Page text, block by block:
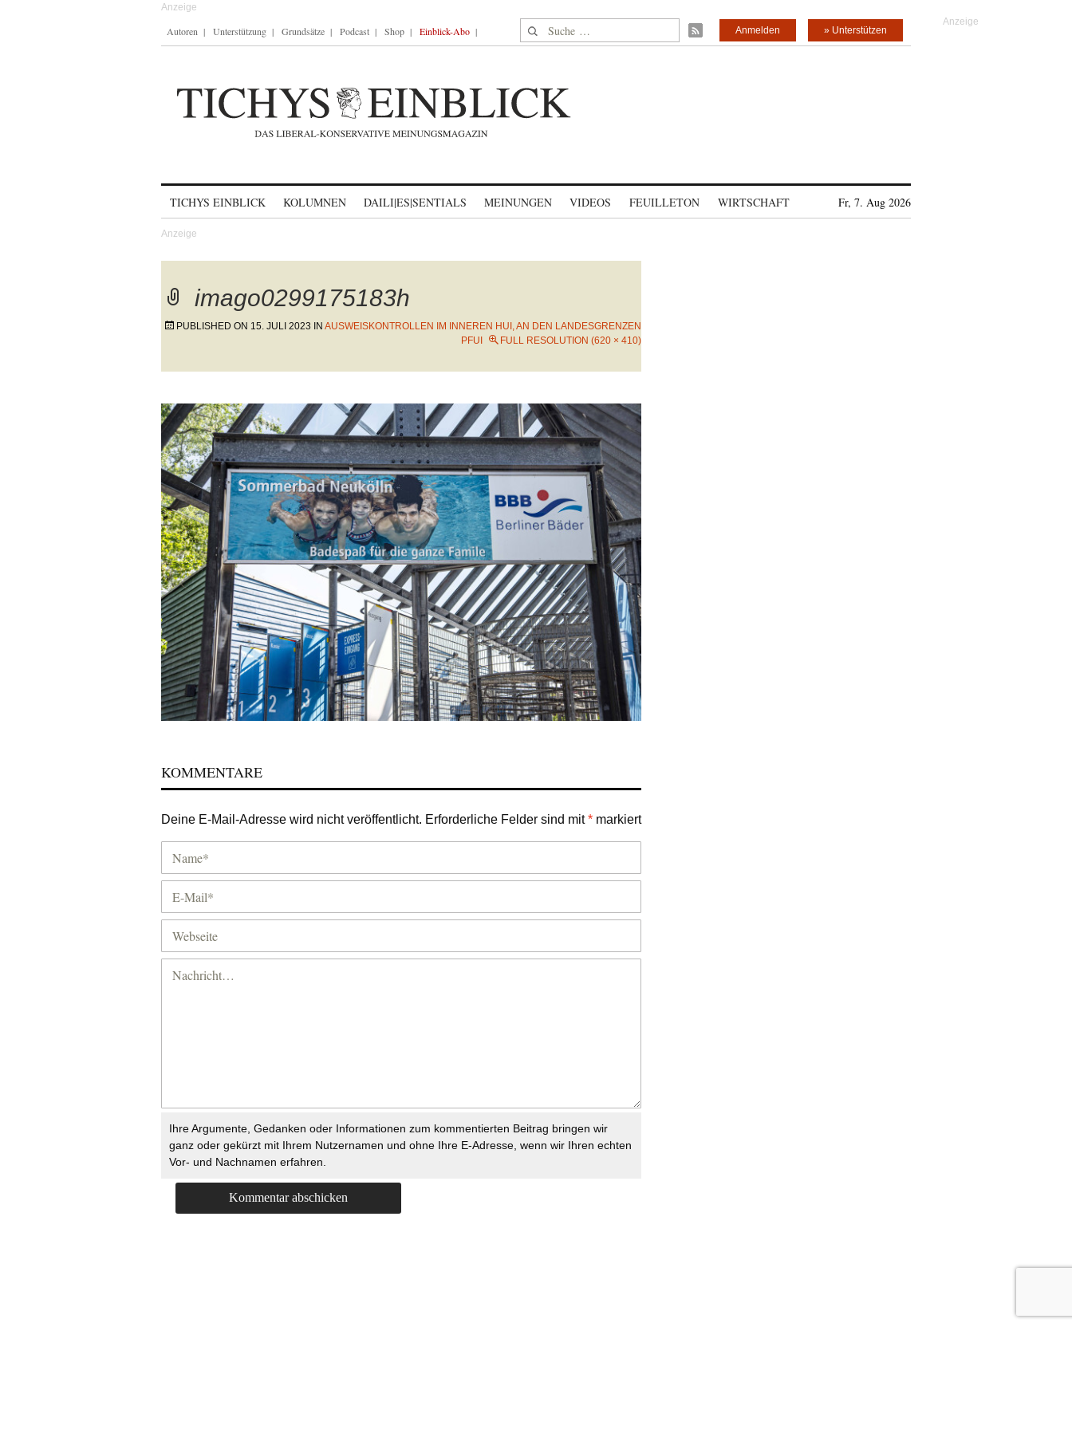
Autoren Unterstützung Grundsätze Podcast Shop Einblick-Abo Suche nach: » Unterstützen
Anmelden
TICHYS EINBLICK KOLUMNEN DAILI|ES|SENTIALS MEINUNGEN VIDEOS FEUILLETON WIRTSCHAFT Fr, 7. Aug 2026
imago0299175183h
PUBLISHED ON 15. JULI 2023 IN AUSWEISKONTROLLEN IM INNEREN HUI, AN DEN LANDESGRENZEN
PFUI
FULL RESOLUTION (620 × 410)
KOMMENTARE
Deine E-Mail-Adresse wird nicht veröffentlicht. Erforderliche Felder sind mit* markiert
Ihre Argumente, Gedanken oder Informationen zum kommentierten Beitrag bringen wir
ganz oder gekürzt mit Ihrem Nutzernamen und ohne Ihre E-Adresse, wenn wir Ihren echten
Vor- und Nachnamen erfahren.